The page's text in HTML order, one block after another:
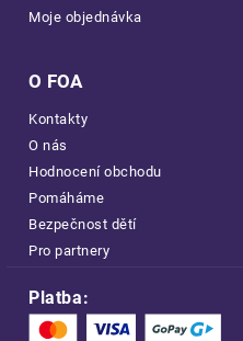
Moje objednávka
O FOA
Kontakty
O nás
Hodnocení obchodu
Pomáháme
Bezpečnost dětí
Pro partnery
Platba: